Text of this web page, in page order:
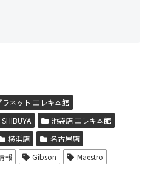
ラネット エレキ本館
池袋店 エレキ本館
横浜店
名古屋店
報 Gibson Maestro